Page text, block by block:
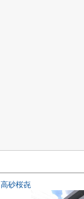
高砂桜㐂